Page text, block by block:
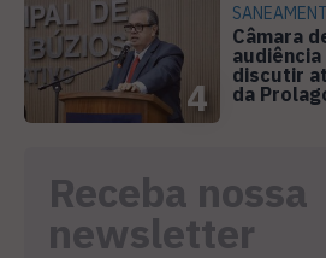
4
Câmara
discutir
da
Receba nossa
newsletter